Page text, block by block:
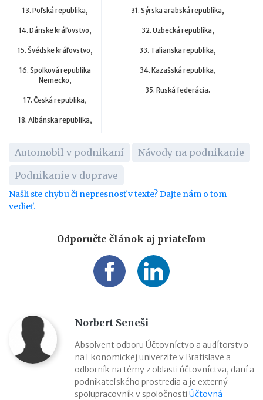
13. Poľská republika,
14. Dánske kráľovstvo,
15. Švédske kráľovstvo,
16. Spolková republika
Nemecko,
17. Česká republika,
31. Sýrska arabská republika,
32. Uzbecká republika,
33. Talianska republika,
34. Kazašská republika,
Automobil v podnikaní
Návody na podnikanie
Podnikanie v doprave
Našli ste chybu či nepresnosť v texte? Dajte nám o tom
vedieť.
Odporučte článok aj priateľom
Norbert Seneši
Absolvent odboru Účtovníctvo a audítorstvo
na Ekonomickej univerzite v Bratislave a
odborník na témy z oblasti účtovníctva, daní a
podnikateľského prostredia a je externý
spolupracovník v spoločnosti Účtovná